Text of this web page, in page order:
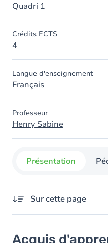
Quadri 1
Crédits ECTS
4
Langue d'enseignement
Français
Professeur
Henry Sabine
Présentation
Sur cette page
Acquis